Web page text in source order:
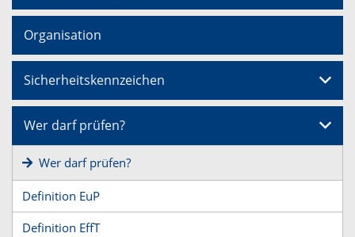
Organisation
Sicherheitskennzeichen
Wer darf prüfen?
Wer darf prüfen?
Definition EuP
Definition EffT